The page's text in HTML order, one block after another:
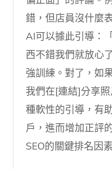
錯，但店員沒什麼
AI可以據此引導：
西不錯我們就放心
強訓練。對了，如
我們在[連結]分享
種軟性的引導，有
戶，進而增加正評
SEO的關鍵排名因